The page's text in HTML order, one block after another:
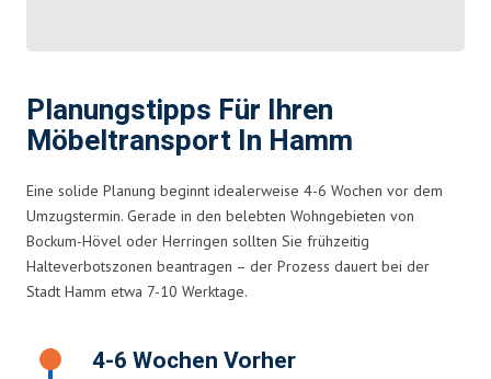
Planungstipps Für Ihren
Möbeltransport In Hamm
Eine solide Planung beginnt idealerweise 4-6 Wochen vor dem
Umzugstermin. Gerade in den belebten Wohngebieten von
Bockum-Hövel oder Herringen sollten Sie frühzeitig
Halteverbotszonen beantragen – der Prozess dauert bei der
Stadt Hamm etwa 7-10 Werktage.
4-6 Wochen Vorher